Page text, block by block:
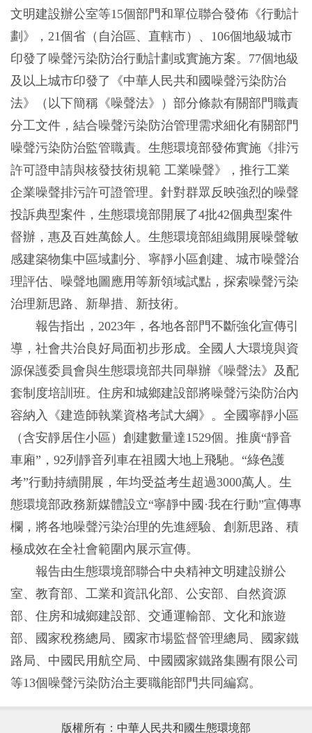
文明建設辦公室等15個部門和單位聯合發佈《行動計
劃》，21個省（自治區、直轄市）、106個地級城市
印發了噪聲污染防治行動計劃或實施方案。77個地級
及以上城市印發了《中華人民共和國噪聲污染防治
法》（以下簡稱《噪聲法》）部分條款有關部門職責
分工文件，結合噪聲污染防治管理需求細化有關部門
噪聲污染防治監管職責。生態環境部發佈實施《排污
許可證申請與核發技術規範 工業噪聲》，推行工業
企業噪聲排污許可證管理。針對群眾反映強烈的噪聲
投訴典型案件，生態環境部開展了4批42個典型案件
督辦，惠及百姓萬餘人。生態環境部組織開展噪聲敏
感建築物集中區域劃分、寧靜小區創建、城市噪聲治
理評估、噪聲地圖應用等新領域試點，探索噪聲污染
治理新思路、新舉措、新技術。
報告指出，2023年，各地各部門不斷強化宣傳引
導，社會共治良好局面初步形成。全國人大環境與資
源保護委員會與生態環境部共同舉辦《噪聲法》及配
套制度培訓班。住房和城鄉建設部將噪聲污染防治內
容納入《建造師執業資格考試大綱》。全國寧靜小區
（含安靜居住小區）創建數量達1529個。推廣“靜音
車廂”，92列靜音列車在祖國大地上飛馳。“綠色護
考”行動持續開展，年均受益考生超過3000萬人。生
態環境部政務新媒體設立“寧靜中國·我在行動”宣傳專
欄，將各地噪聲污染治理的先進經驗、創新思路、積
極成效在全社會範圍內展示宣傳。
報告由生態環境部聯合中央精神文明建設辦公
室、教育部、工業和資訊化部、公安部、自然資源
部、住房和城鄉建設部、交通運輸部、文化和旅遊
部、國家稅務總局、國家市場監督管理總局、國家鐵
路局、中國民用航空局、中國國家鐵路集團有限公司
等13個噪聲污染防治主要職能部門共同編寫。
版權所有：中華人民共和國生態環境部